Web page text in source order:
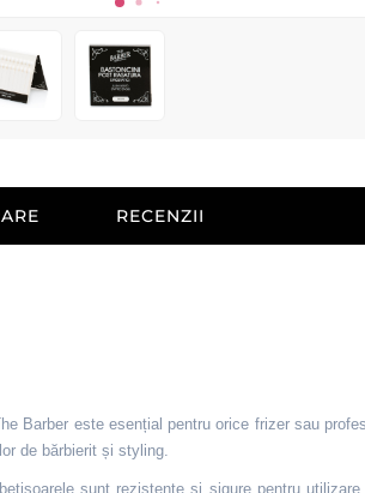
RECENZII
Barber este esențial pentru orice frizer sau
de bărbierit și styling.
sunt rezistente și sigure pentru